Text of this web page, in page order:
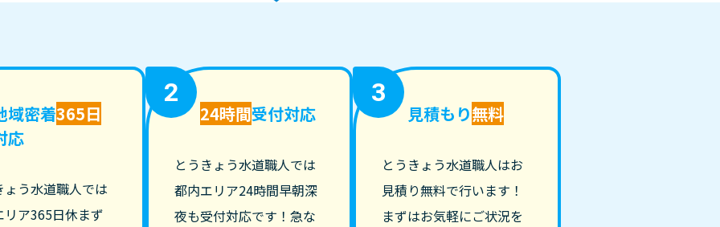
域密着365日
応
ょう水道職人では
リア365日休まず
2
24時間受付対応
とうきょう水道職人では
都内エリア24時間早朝深
夜も受付対応です！急な
3
見積もり無料
とうきょう水道職人はお
見積り無料で行います！
まずはお気軽にご状況を